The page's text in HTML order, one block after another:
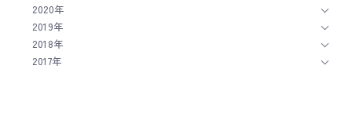
2020年
2019年
2018年
2017年